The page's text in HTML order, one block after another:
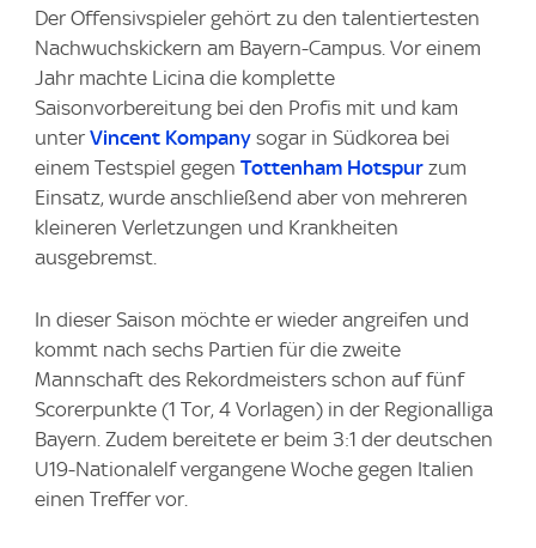
Der Offensivspieler gehört zu den talentiertesten
Nachwuchskickern am Bayern-Campus. Vor einem
Jahr machte Licina die komplette
Saisonvorbereitung bei den Profis mit und kam
unter Vincent Kompany sogar in Südkorea bei
einem Testspiel gegen Tottenham Hotspur zum
Einsatz, wurde anschließend aber von mehreren
kleineren Verletzungen und Krankheiten
ausgebremst.
In dieser Saison möchte er wieder angreifen und
kommt nach sechs Partien für die zweite
Mannschaft des Rekordmeisters schon auf fünf
Scorerpunkte (1 Tor, 4 Vorlagen) in der Regionalliga
Bayern. Zudem bereitete er beim 3:1 der deutschen
U19-Nationalelf vergangene Woche gegen Italien
einen Treffer vor.